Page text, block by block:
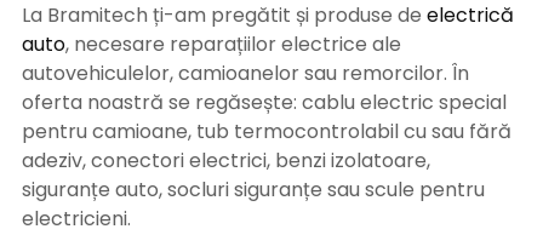
La Bramitech ți-am pregătit și produse de electrică
auto, necesare reparațiilor electrice ale
autovehiculelor, camioanelor sau remorcilor. În
oferta noastră se regăsește: cablu electric special
pentru camioane, tub termocontrolabil cu sau fără
adeziv, conectori electrici, benzi izolatoare,
siguranțe auto, socluri siguranțe sau scule pentru
electricieni.